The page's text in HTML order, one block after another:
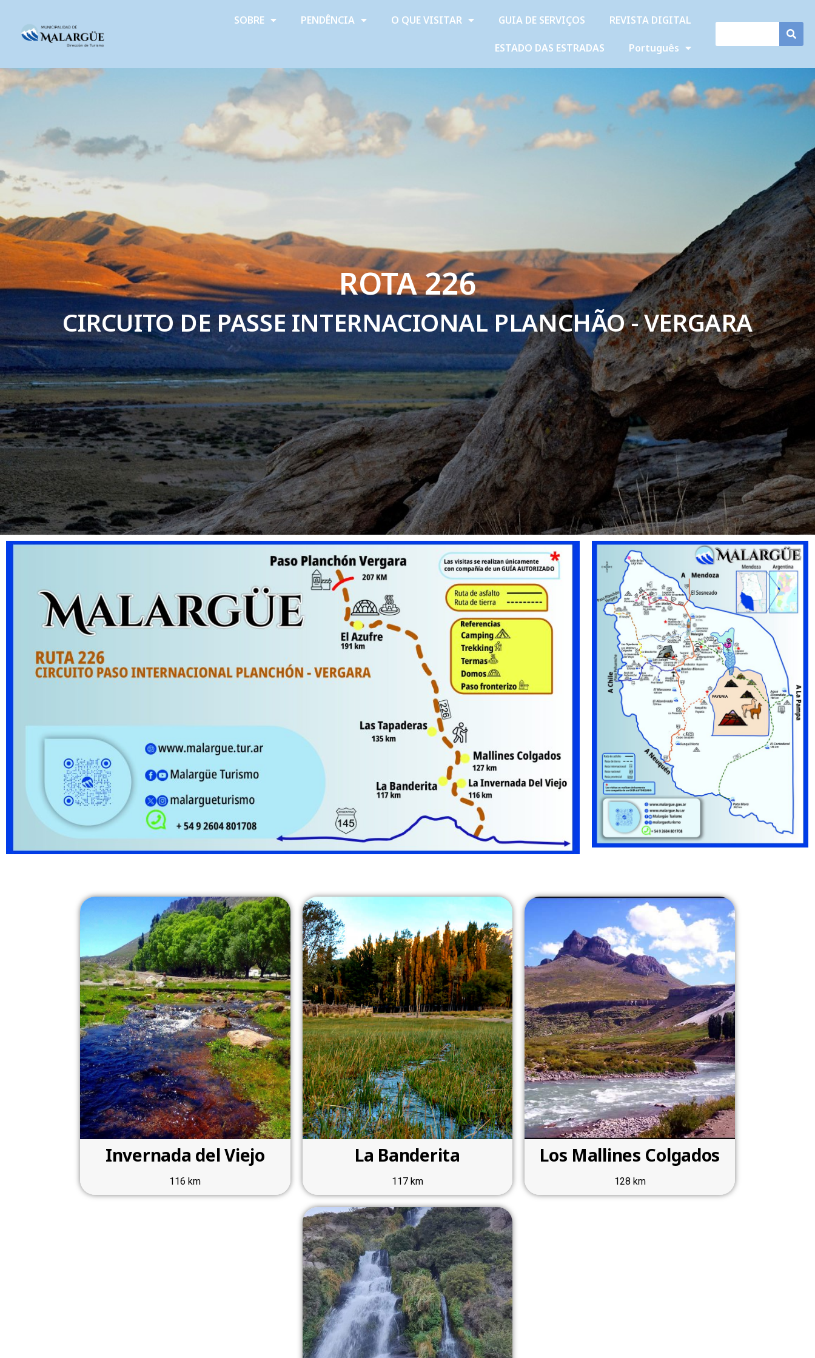
SOBRE PENDÊNCIA O QUE VISITAR GUIA DE SERVIÇOS REVISTA DIGITAL
ESTADO DAS ESTRADAS Português
ROTA 226
CIRCUITO DE PASSE INTERNACIONAL PLANCHÃO - VERGARA
Invernada del Viejo
116 km
La Banderita
117 km
Los Mallines Colgados
128 km